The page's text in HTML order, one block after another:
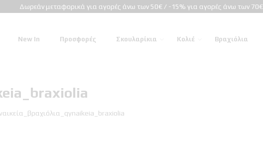
Δωρεάν μεταφορικά για αγορές άνω των 50€ / -15% για αγορές άνω των 70€
New In Προσφορές Σκουλαρίκια Κολιέ Βραχιόλια